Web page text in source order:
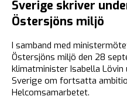
Sverige skriver
Östersjöns miljö
I samband med
Östersjöns miljö den 28
klimatminister Isabella
Sverige om fortsatta
Helcomsamarbetet.